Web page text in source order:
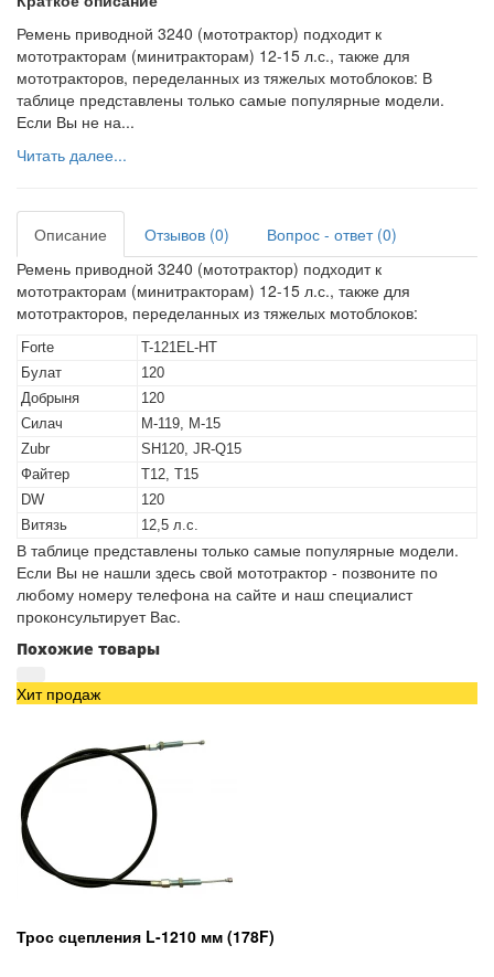
Ремень приводной 3240 (мототрактор) подходит к
мототракторам (минитракторам) 12-15 л.с., также для
мототракторов, переделанных из тяжелых мотоблоков: В
таблице представлены только самые популярные модели.
Если Вы не на...
Читать далее...
Описание Отзывов (0)
Вопрос - ответ (0)
Ремень приводной 3240 (мототрактор) подходит к
мототракторам (минитракторам) 12-15 л.с., также для
мототракторов, переделанных из тяжелых мотоблоков:
Forte
T-121EL-HT
Булат
120
Добрыня
120
Силач
М-119, М-15
Zubr
SH120, JR-Q15
Файтер
Т12, Т15
DW
120
Витязь
12,5 л.с.
В таблице представлены только самые популярные модели.
Если Вы не нашли здесь свой мототрактор - позвоните по
любому номеру телефона на сайте и наш специалист
проконсультирует Вас.
Похожие товары
Хит продаж
Трос сцепления L-1210 мм (178F)